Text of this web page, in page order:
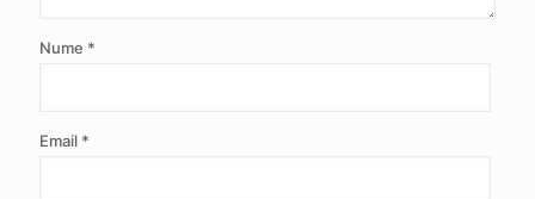
Nume *
Email *